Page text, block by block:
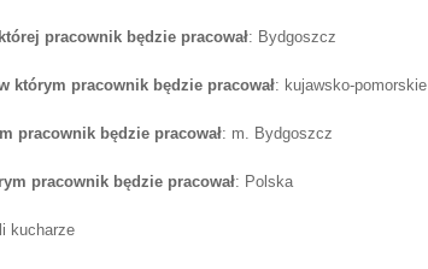
pracownik będzie pracował: Bydgoszcz
którym pracownik będzie pracował: kujawsko-pomorskie
pracownik będzie pracował: m. Bydgoszcz
pracownik będzie pracował: Polska
kucharze